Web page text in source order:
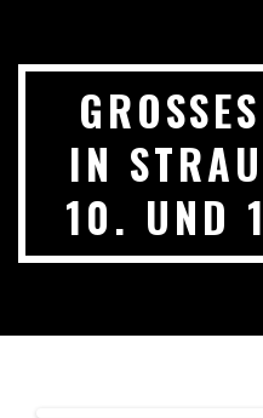
N
0. UND